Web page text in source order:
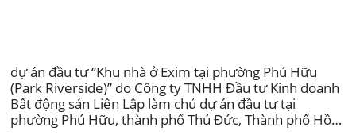
dự án đầu tư “Khu nhà ở Exim tại phường Phú Hữu
(Park Riverside)” do Công ty TNHH Đầu tư Kinh doanh
Bất động sản Liên Lập làm chủ dự án đầu tư tại
phường Phú Hữu, thành phố Thủ Đức, Thành phố Hồ